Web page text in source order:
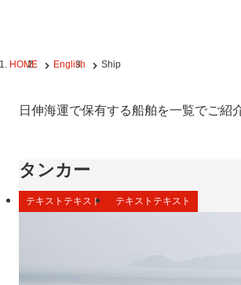
HOME English Ship
日伸海運で保有する船舶を一覧でご紹
タンカー
テキストテキスト テキストテキスト